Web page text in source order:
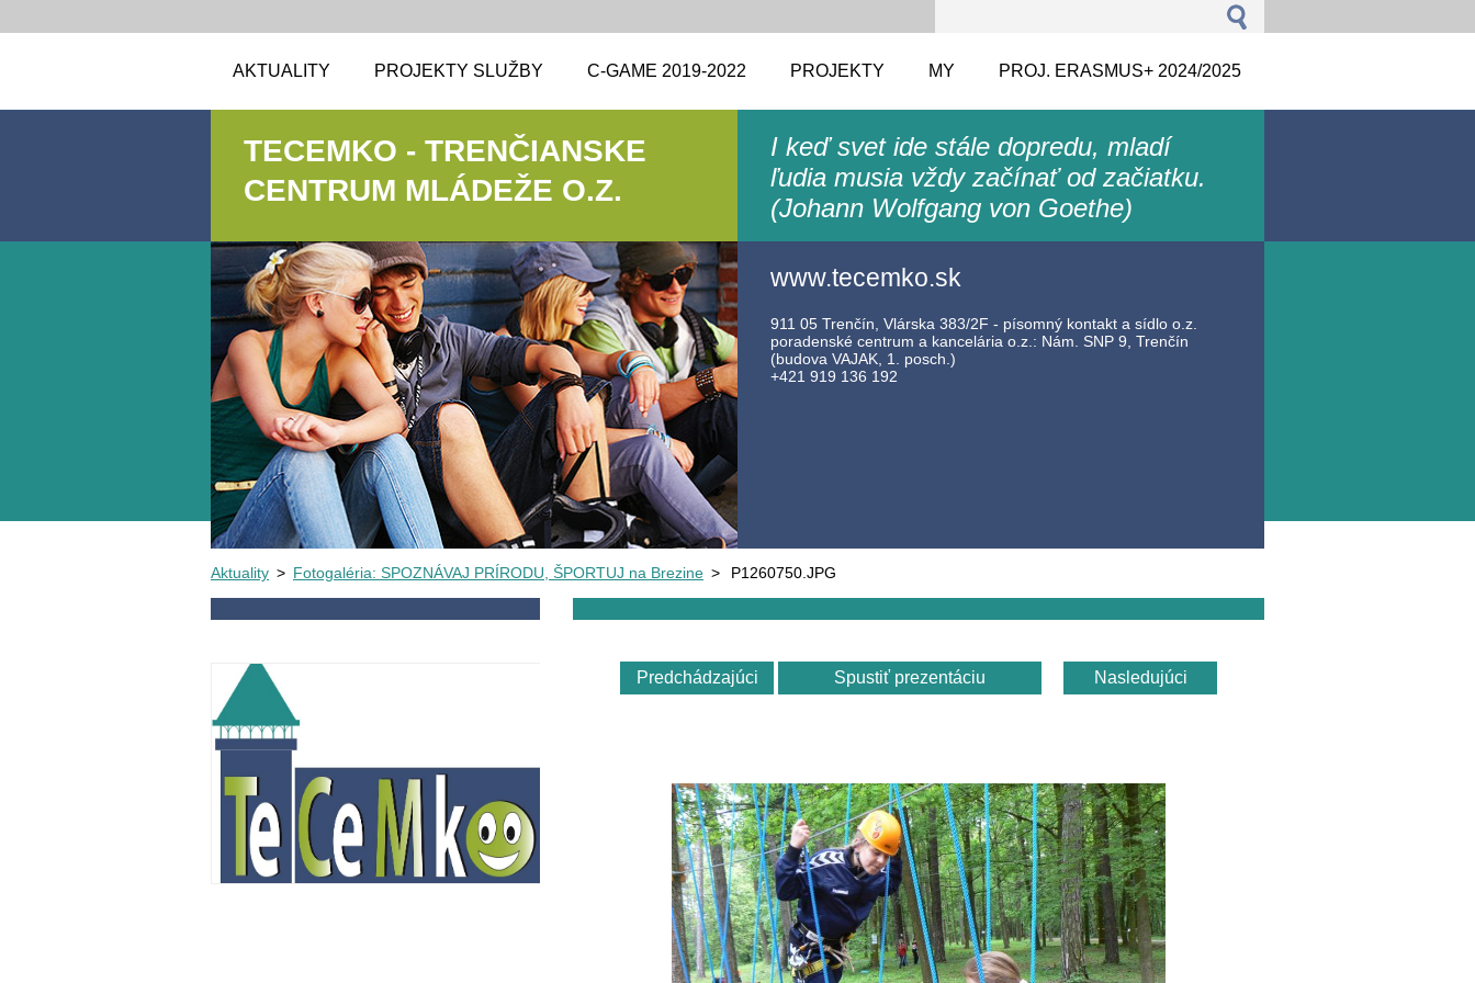
AKTUALITY PROJEKTY SLUŽBY C-GAME 2019-2022 PROJEKTY MY PROJ. ERASMUS+ 2024/2025
TECEMKO - TRENČIANSKE
CENTRUM MLÁDEŽE O.Z.
I keď svet ide stále dopredu, mladí
ľudia musia vždy začínať od začiatku.
(Johann Wolfgang von Goethe)
www.tecemko.sk
911 05 Trenčín, Vlárska 383/2F - písomný kontakt a sídlo o.z.
poradenské centrum a kancelária o.z.: Nám. SNP 9, Trenčín
(budova VAJAK, 1. posch.)
+421 919 136 192
Aktuality > Fotogaléria: SPOZNÁVAJ PRÍRODU, ŠPORTUJ na Brezine > P1260750.JPG
Predchádzajúci Spustiť prezentáciu Nasledujúci